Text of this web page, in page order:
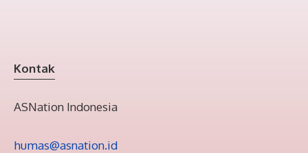
Kontak
ASNation Indonesia
humas@asnation.id